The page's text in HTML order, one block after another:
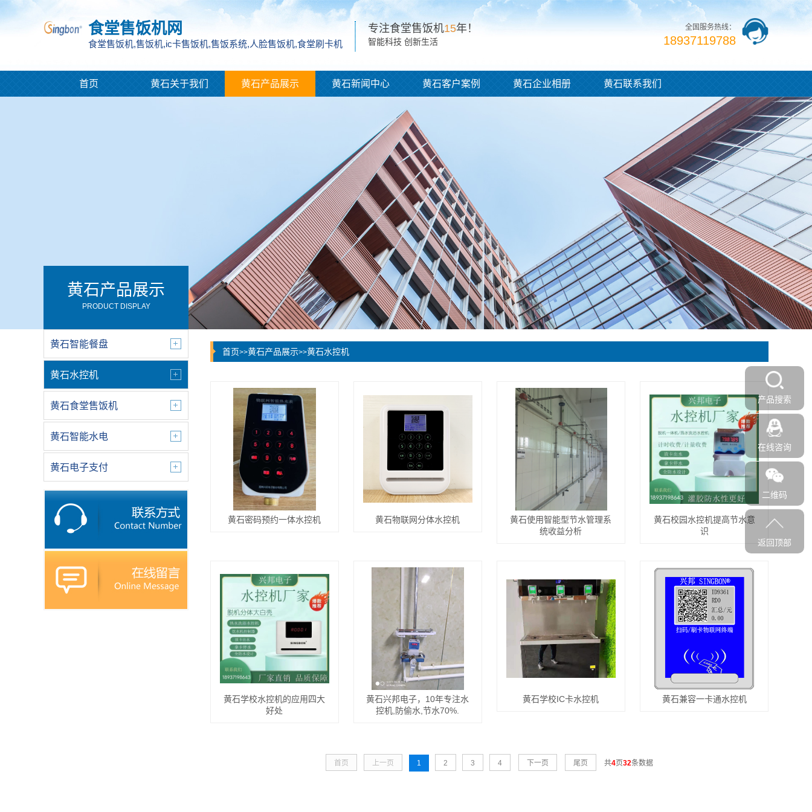
食堂售饭机网
食堂售饭机,售饭机,ic卡售饭机,售饭系统,人脸售饭机,食堂刷卡机
专注食堂售饭机15年！
智能科技 创新生活
全国服务热线：
18937119788
首页 黄石关于我们 黄石产品展示 黄石新闻中心 黄石客户案例 黄石企业相册 黄石联系我们
黄石产品展示
PRODUCT DISPLAY
黄石智能餐盘
黄石水控机
黄石食堂售饭机
黄石智能水电
黄石电子支付
首页>>黄石产品展示>>黄石水控机
黄石密码预约一体水控机 黄石物联网分体水控机
黄石使用智能型节水管理系
统收益分析
黄石校园水控机提高节水意
识
黄石学校水控机的应用四大
好处
黄石兴邦电子，10年专注水
控机,防偷水,节水70%.
黄石学校IC卡水控机 黄石兼容一卡通水控机
首页 上一页 1 2 3 4 下一页 尾页 共4页32条数据
产品搜索
在线咨询
二维码
返回顶部